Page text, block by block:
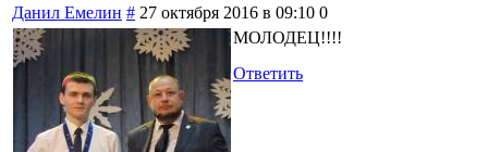
Данил Емелин # 27 октября 2016 в 09:10 0
МОЛОДЕЦ!!!!
Ответить